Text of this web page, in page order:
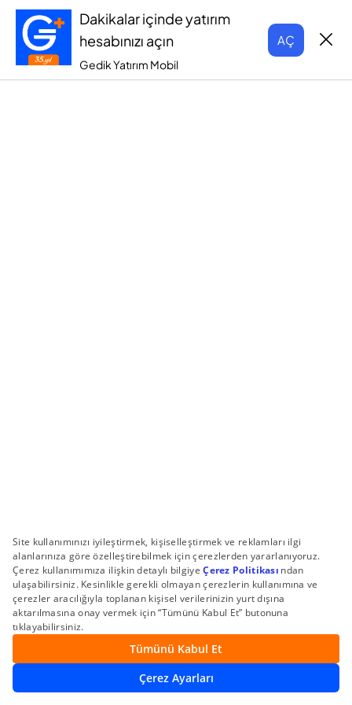
Dakikalar içinde yatırım
hesabınızı açın
Gedik Yatırım Mobil
AÇ